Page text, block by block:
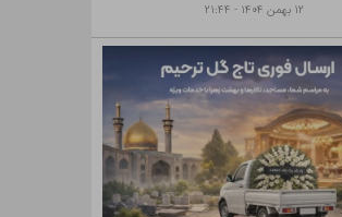
۱۲ بهمن ۱۴۰۴ - ۲۱:۴۴